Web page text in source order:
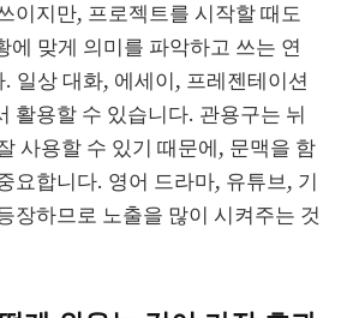
이지만, 프로젝트를 시작할 때도
에 맞게 의미를 파악하고 쓰는 연
일상 대화, 에세이, 프레젠테이션
활용할 수 있습니다. 관용구는 뉘
사용할 수 있기 때문에, 문맥을 함
요합니다. 영어 드라마, 유튜브, 기
장하므로 노출을 많이 시켜주는 것